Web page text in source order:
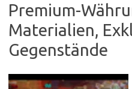
Premium-
Materialien,
Gegenstände